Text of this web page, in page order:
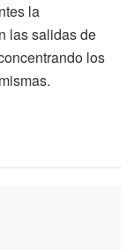
la
las salidas de
los